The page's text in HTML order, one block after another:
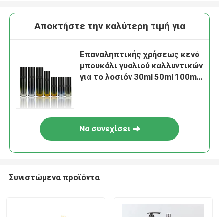
Αποκτήστε την καλύτερη τιμή για
Επαναληπτικής χρήσεως κενό
μπουκάλι γυαλιού καλλυντικών
για το λοσιόν 30ml 50ml 100ml
Να συνεχίσει
Συνιστώμενα προϊόντα